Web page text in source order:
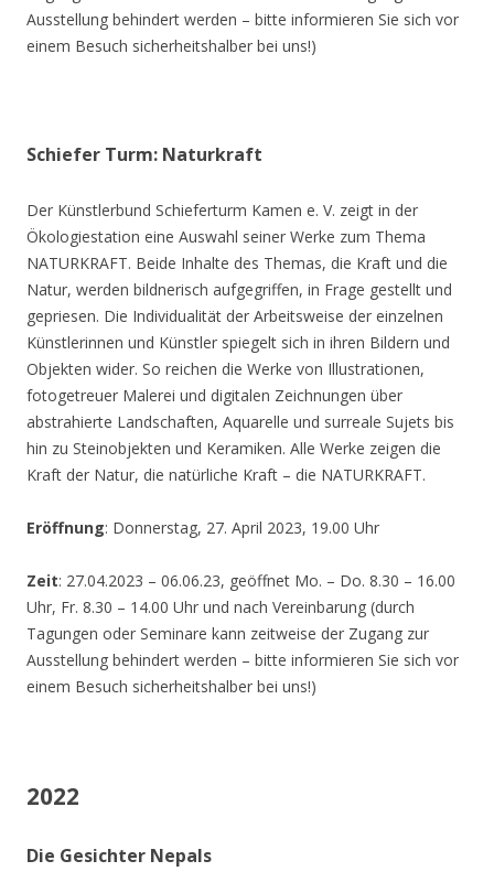
Ausstellung behindert werden – bitte informieren Sie sich vor
einem Besuch sicherheitshalber bei uns!)
Schiefer Turm: Naturkraft
Der Künstlerbund Schieferturm Kamen e. V. zeigt in der
Ökologiestation eine Auswahl seiner Werke zum Thema
NATURKRAFT. Beide Inhalte des Themas, die Kraft und die
Natur, werden bildnerisch aufgegriffen, in Frage gestellt und
gepriesen. Die Individualität der Arbeitsweise der einzelnen
Künstlerinnen und Künstler spiegelt sich in ihren Bildern und
Objekten wider. So reichen die Werke von Illustrationen,
fotogetreuer Malerei und digitalen Zeichnungen über
abstrahierte Landschaften, Aquarelle und surreale Sujets bis
hin zu Steinobjekten und Keramiken. Alle Werke zeigen die
Kraft der Natur, die natürliche Kraft – die NATURKRAFT.
Eröffnung: Donnerstag, 27. April 2023, 19.00 Uhr
Zeit: 27.04.2023 – 06.06.23, geöffnet Mo. – Do. 8.30 – 16.00
Uhr, Fr. 8.30 – 14.00 Uhr und nach Vereinbarung (durch
Tagungen oder Seminare kann zeitweise der Zugang zur
Ausstellung behindert werden – bitte informieren Sie sich vor
einem Besuch sicherheitshalber bei uns!)
2022
Die Gesichter Nepals